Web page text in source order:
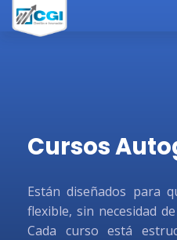
Cursos
Están diseñados para
flexible, sin necesidad
Cada curso está